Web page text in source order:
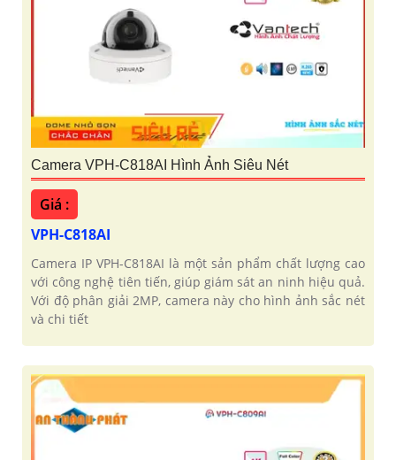
Camera VPH-C818AI Hình Ảnh Siêu Nét
Giá :
VPH-C818AI
Camera IP VPH-C818AI là một sản phẩm chất lượng cao
với công nghệ tiên tiến, giúp giám sát an ninh hiệu quả.
Với độ phân giải 2MP, camera này cho hình ảnh sắc nét
và chi tiết